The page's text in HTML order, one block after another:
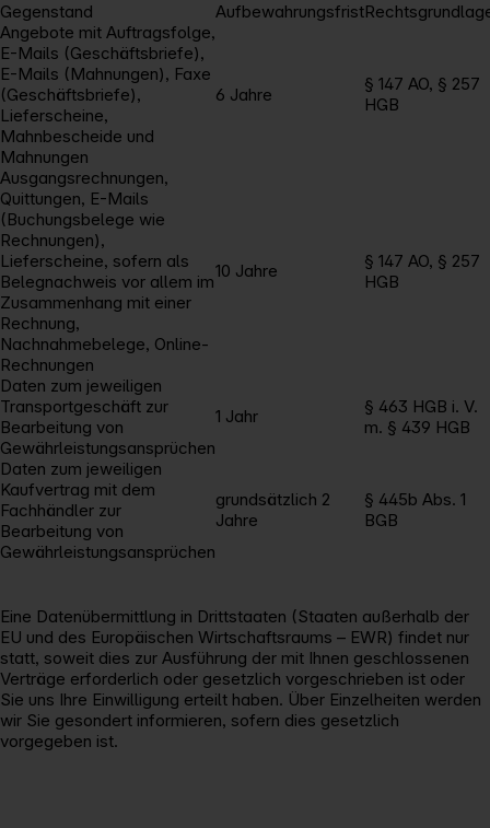
Gegenstand Aufbewahrungsfrist
Angebote mit Auftragsfolge,
E-Mails (Geschäftsbriefe),
E-Mails (Mahnungen), Faxe
(Geschäftsbriefe),
Lieferscheine,
Mahnbescheide und
Mahnungen
6 Jahre
§ 147 AO, § 257
HGB
Ausgangsrechnungen,
Quittungen, E-Mails
(Buchungsbelege wie
Rechnungen),
Lieferscheine, sofern als
Belegnachweis vor allem im
Zusammenhang mit einer
Rechnung,
Nachnahmebelege, Online-
Rechnungen
10 Jahre
§ 147 AO, § 257
HGB
Daten zum jeweiligen
Transportgeschäft zur
Bearbeitung von
Gewährleistungsansprüchen
1 Jahr
§ 463 HGB i. V.
m. § 439 HGB
Daten zum jeweiligen
Kaufvertrag mit dem
Fachhändler zur
Bearbeitung von
Gewährleistungsansprüchen
grundsätzlich 2
Jahre
§ 445b Abs. 1
BGB
Eine Datenübermittlung in Drittstaaten (Staaten außerhalb der
EU und des Europäischen Wirtschaftsraums – EWR) findet nur
statt, soweit dies zur Ausführung der mit Ihnen geschlossenen
Verträge erforderlich oder gesetzlich vorgeschrieben ist oder
Sie uns Ihre Einwilligung erteilt haben. Über Einzelheiten werden
wir Sie gesondert informieren, sofern dies gesetzlich
vorgegeben ist.